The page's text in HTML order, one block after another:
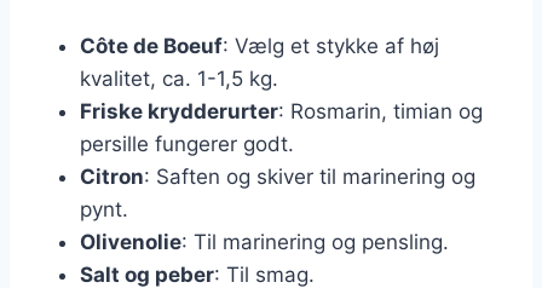
Côte de Boeuf: Vælg et stykke af høj
kvalitet, ca. 1-1,5 kg.
Friske krydderurter: Rosmarin, timian og
persille fungerer godt.
Citron: Saften og skiver til marinering og
pynt.
Olivenolie: Til marinering og pensling.
Salt og peber: Til smag.